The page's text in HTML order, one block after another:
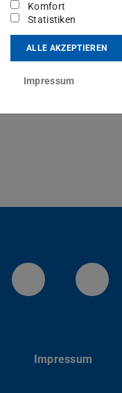
...
206
2
Darmstadt
LinkedIn-
Impressum
Komfort
Statistiken
ALLE AKZEPTIEREN
Impressum